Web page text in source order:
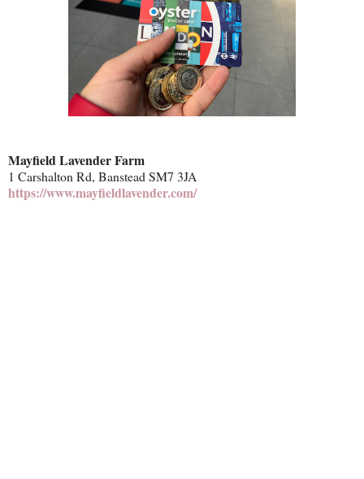
Mayfield Lavender Farm
1 Carshalton Rd, Banstead SM7 3JA
https://www.mayfieldlavender.com/